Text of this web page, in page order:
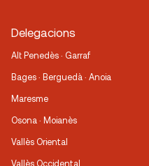
Delegacions
Alt Penedès · Garraf
Bages · Berguedà · Anoia
Maresme
Osona · Moianès
Vallès Oriental
Vallès Occidental